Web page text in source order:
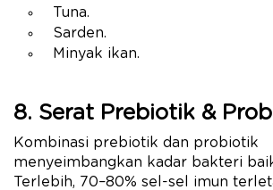
Tuna.
Sarden.
Minyak ikan.
8. Serat Prebiotik &
Kombinasi prebiotik dan probiotik
menyeimbangkan kadar bakteri
Terlebih, 70–80% sel-sel imun